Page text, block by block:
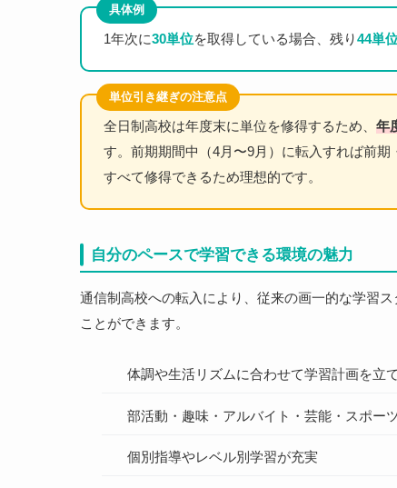
具体例
1年次に30単位を取得している場合、残り44単
単位引き継ぎの注意点
全日制高校は年度末に単位を修得するため、 年
す。前期期間中（4月〜9月）に転入すれば前
すべて修得できるため理想的です。
自分のペースで学習できる環境の魅力
通信制高校への転入により、従来の画一的な学習ス
ことができます。
体調や生活リズムに合わせて学習計画を立
部活動・趣味・アルバイト・芸能・スポー
個別指導やレベル別学習が充実